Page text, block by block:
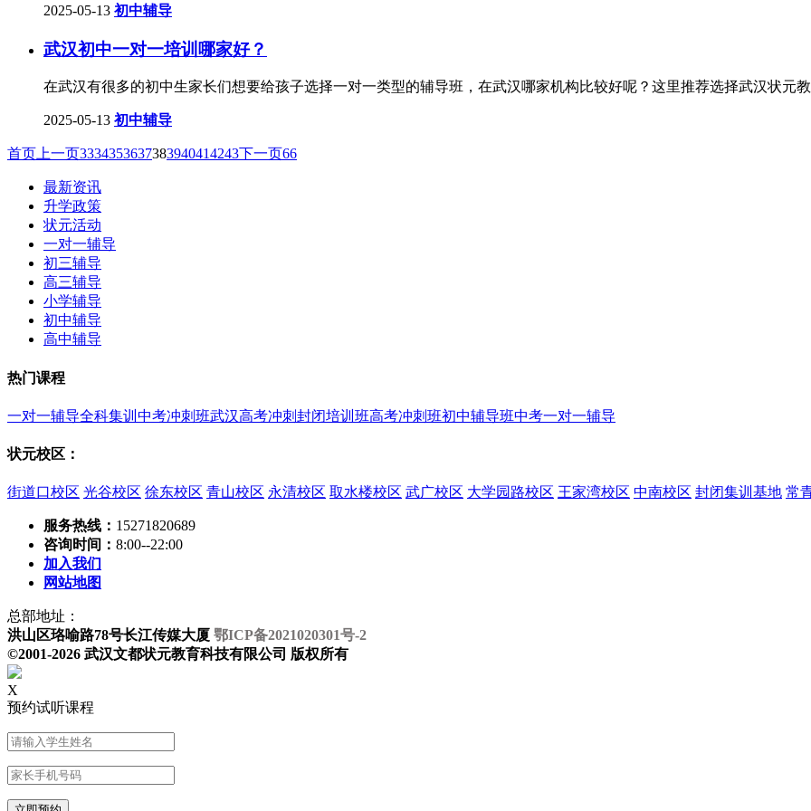
2025-05-13 初中辅导
武汉初中一对一培训哪家好？
在武汉有很多的初中生家长们想要给孩子选择一对一类型的辅导班，在武汉哪家机构比较好呢？这里推荐选择武汉状元
2025-05-13 初中辅导
首页 上一页3334353637383940414243下一页66
最新资讯
升学政策
状元活动
一对一辅导
初三辅导
高三辅导
小学辅导
初中辅导
高中辅导
热门课程
一对一辅导全科集训 中考冲刺班武汉高考冲刺封闭培训班高考冲刺班初中辅导班中考一对一辅导
状元校区：
街道口校区 光谷校区 徐东校区 青山校区 永清校区 取水楼校区 武广校区 大学园路校区 王家湾校区 中南校区 封闭集训基地 常
服务热线： 15271820689
咨询时间： 8:00--22:00
加入我们
网站地图
总部地址：
洪山区珞喻路78号长江传媒大厦 鄂ICP备2021020301号-2
©2001-2026 武汉文都状元教育科技有限公司 版权所有
X
预约试听课程